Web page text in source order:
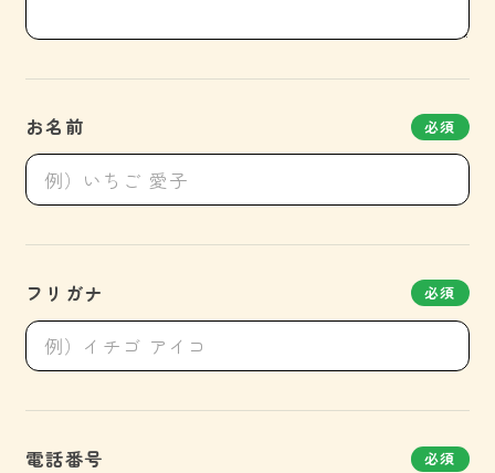
お名前 必須
フリガナ 必須
電話番号 必須